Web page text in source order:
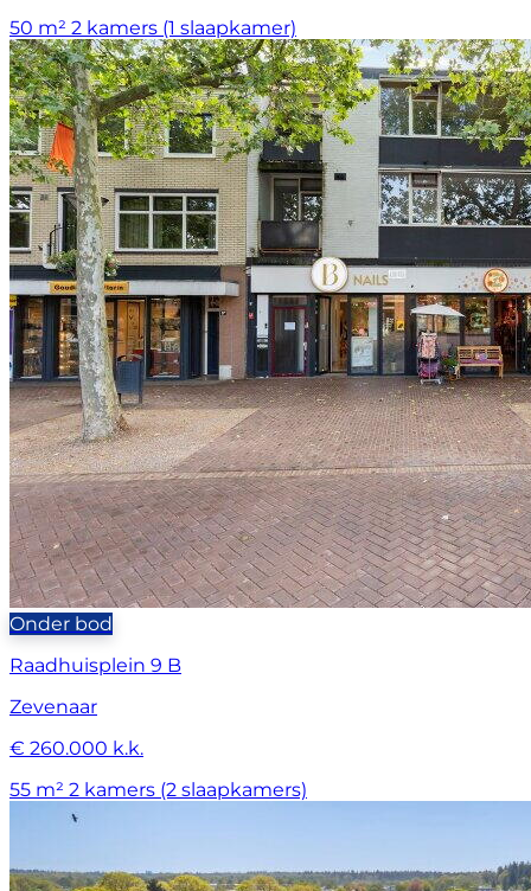
50 m² 2 kamers (1 slaapkamer)
Onder bod
Raadhuisplein 9 B
Zevenaar
€ 260.000 k.k.
55 m² 2 kamers (2 slaapkamers)